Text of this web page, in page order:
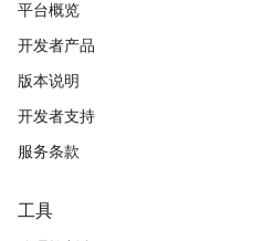
平台概览
开发者产品
版本说明
开发者支持
服务条款
工具